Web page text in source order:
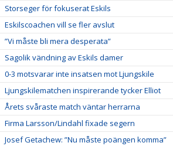
Storseger för fokuserat Eskils
Eskilscoachen vill se fler avslut
”Vi måste bli mera desperata”
Sagolik vändning av Eskils damer
0-3 motsvarar inte insatsen mot Ljungskile
Ljungskilematchen inspirerande tycker Elliot
Årets svåraste match väntar herrarna
Firma Larsson/Lindahl fixade segern
Josef Getachew: ”Nu måste poängen komma”